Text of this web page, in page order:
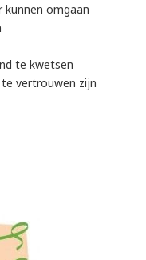
kunnen omgaan
te kwetsen
te vertrouwen zijn